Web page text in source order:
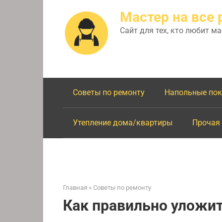
Мастер на все
Сайт для тех, кто любит
Советы по ремонту Напольные
Утепление дома/квартиры
Главная » Советы по ремонту
Как правильно